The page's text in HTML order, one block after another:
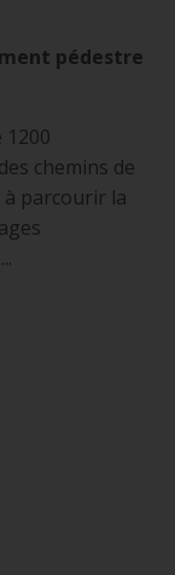
pédestre
1200
chemins de
parcourir la
...